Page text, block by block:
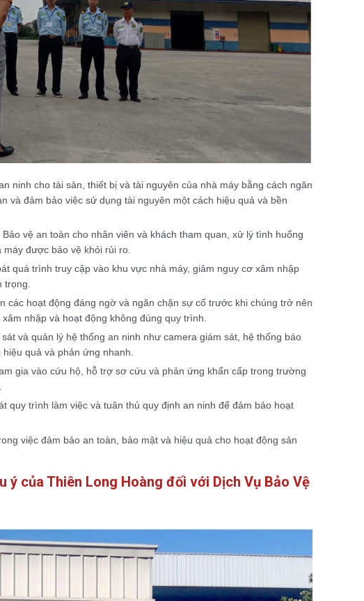
ninh cho tài sản, thiết bị và tài nguyên của nhà máy bằng cách ngăn
và đảm bảo việc sử dụng tài nguyên một cách hiệu quả và bền
Bảo vệ an toàn cho nhân viên và khách tham quan, xử lý tình huống
được bảo vệ khỏi rủi ro.
quá trình truy cập vào khu vực nhà máy, giảm nguy cơ xâm nhập
các hoạt động đáng ngờ và ngăn chặn sự cố trước khi chúng trở nên
nhập và hoạt động không đúng quy trình.
sát và quản lý hệ thống an ninh như camera giám sát, hệ thống báo
quả và phản ứng nhanh.
gia vào cứu hộ, hỗ trợ sơ cứu và phản ứng khẩn cấp trong trường
quy trình làm việc và tuân thủ quy định an ninh để đảm bảo hoạt
việc đảm bảo an toàn, bảo mật và hiệu quả cho hoạt động sản
ý của Thiên Long Hoàng đối với Dịch Vụ Bảo Vệ